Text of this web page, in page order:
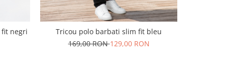
negri
Tricou polo barbati slim fit bleu
169,00 RON129,00 RON